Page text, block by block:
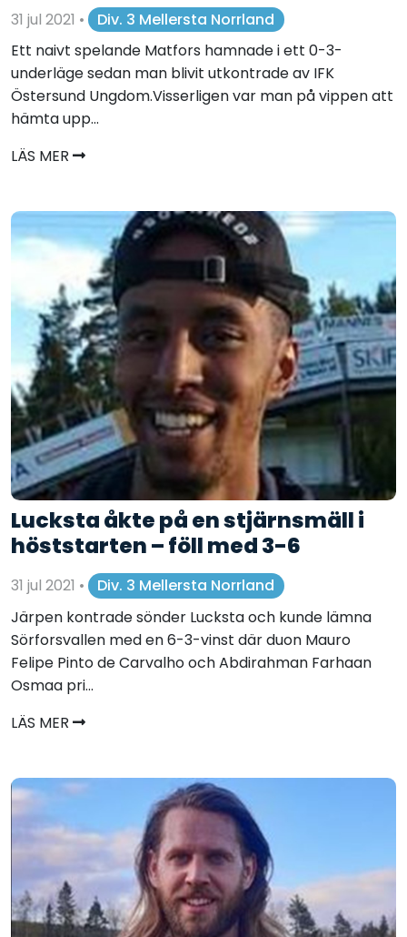
31 jul 2021 •
Div. 3 Mellersta Norrland
Ett naivt spelande Matfors hamnade i ett 0-3-
underläge sedan man blivit utkontrade av IFK
Östersund Ungdom.Visserligen var man på vippen att
hämta upp...
LÄS MER
Lucksta åkte på en stjärnsmäll i
höststarten – föll med 3-6
31 jul 2021 •
Div. 3 Mellersta Norrland
Järpen kontrade sönder Lucksta och kunde lämna
Sörforsvallen med en 6-3-vinst där duon Mauro
Felipe Pinto de Carvalho och Abdirahman Farhaan
Osmaa pri...
LÄS MER